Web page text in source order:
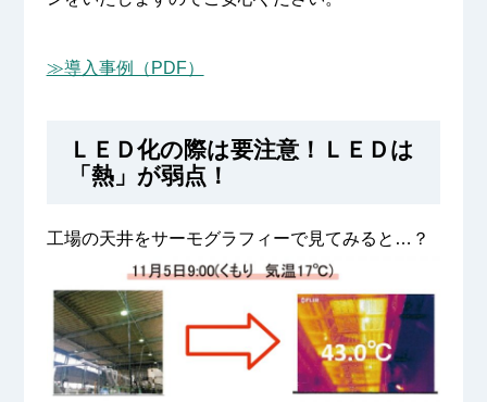
≫導入事例（PDF）
ＬＥＤ化の際は要注意！ＬＥＤは
「熱」が弱点！
工場の天井をサーモグラフィーで見てみると…？